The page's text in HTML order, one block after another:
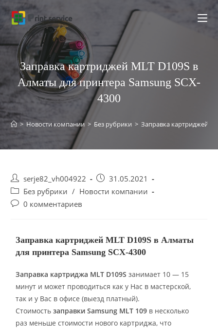
Заправка картриджей MLT D109S в
Алматы для принтера Samsung SCX-
4300
> Новости компании > Без рубрики > Заправка картриджей
serje82_vh004922
31.05.2021
Без рубрики / Новости компании
0 комментариев
Заправка картриджей MLT D109S в Алматы
для принтера Samsung SCX-4300
Заправка картриджа MLT D109S занимает 10 — 15
минут и может проводиться как у Нас в мастерской,
так и у Вас в офисе (выезд платный).
Стоимостьзаправки Samsung MLT 109 в несколько
раз меньше стоимости нового картриджа, что